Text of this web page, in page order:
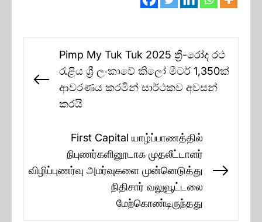
navigation
Previous
Pimp My Tuk Tuk 2025 ත්‍රී-රෝද රථ
රැළිය ශ්‍රී ලංකාවේ කිලෝ මීටර් 1,350ක්
ආවරණය කරමින් සාර්ථකව අවසන්
කරයි
First Capital யாழ்ப்பாணத்தில்
நிபுணர்களினூடாக முதலீட்டாளர்
விழிப்புணர்வு அமர்வுகளை முன்னெடுத்து
நிதிசார் வலுவூட்டலை
மேற்கொண்டிருந்தது